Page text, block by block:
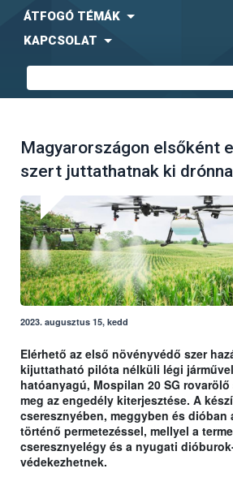
ÁTFOGÓ TÉMÁK
KAPCSOLAT
Magyarországon elsőként
szert juttathatnak ki
2023. augusztus 15, kedd
Elérhető az első növényvédő szer
kijuttatható pilóta nélküli légi
hatóanyagú, Mospilan 20 SG
meg az engedély kiterjesztése. A
cseresznyében, meggyben és dióban
történő permetezéssel, mellyel a
cseresznyelégy és a nyugati
védekezhetnek.